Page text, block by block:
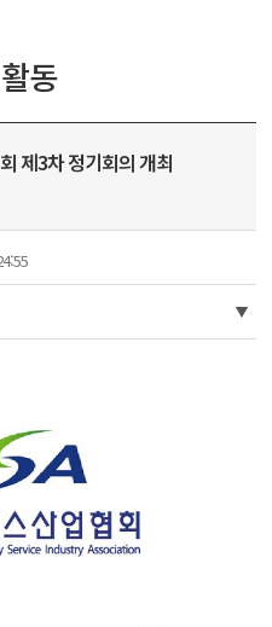
동
제3차 정기회의 개최